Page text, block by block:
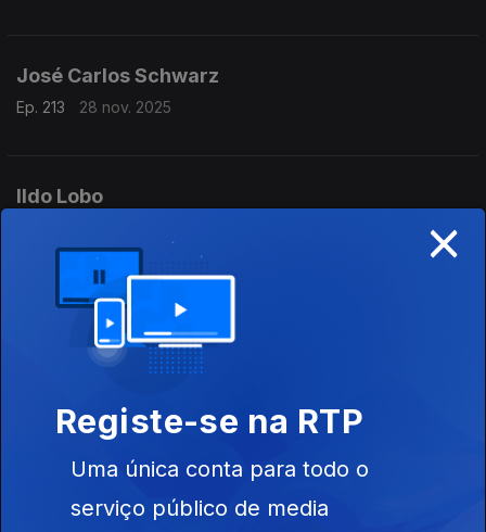
José Carlos Schwarz
Ep. 213 28 nov. 2025
Ildo Lobo
Tonecas Prazeres
26 nov. 2025
Lurdes Van-Dúnem
25 nov. 2025
×
Registe-se na RTP
Uma única conta para todo o
serviço público de media